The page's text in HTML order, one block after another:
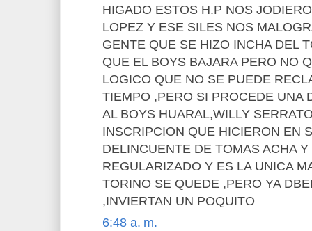
HIGADO ESTOS H.P NOS
LOPEZ Y ESE SILES NOS
GENTE QUE SE HIZO INCHA DEL
QUE EL BOYS BAJARA PERO NO
LOGICO QUE NO SE PUEDE
TIEMPO ,PERO SI PROCEDE UNA
AL BOYS HUARAL,WILLY
INSCRIPCION QUE HICIERON EN
DELINCUENTE DE TOMAS ACHA
REGULARIZADO Y ES LA UNICA
TORINO SE QUEDE ,PERO YA
,INVIERTAN UN POQUITO
6:48 a. m.